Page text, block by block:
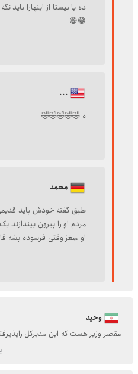
ده یا بیستا از اینهارا باید
😁😁
...
ه 🤣🤣🤣🤣🤣
محمد
طبق گفته خودش باید
مردم او را بیرون بیندازند
او ،مغز وقتی فرسوده بشه
وحید
مقصر وزير هست که این مديرکل